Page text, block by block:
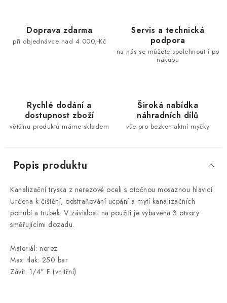
Doprava zdarma
při objednávce nad 4 000,-Kč
Servis a technická
podpora
na nás se můžete spolehnout i po
nákupu
Rychlé dodání a
dostupnost zboží
většinu produktů máme skladem
Široká nabídka
náhradních dílů
vše pro bezkontaktní myčky
Popis produktu
Kanalizační tryska z nerezové oceli s otočnou mosaznou hlavicí.
Určena k čištění, odstraňování ucpání a mytí kanalizačních
potrubí a trubek. V závislosti na použití je vybavena 3 otvory
směřujícími dozadu.
Materiál: nerez
Max. tlak: 250 bar
Závit: 1/4" F (vnitřní)